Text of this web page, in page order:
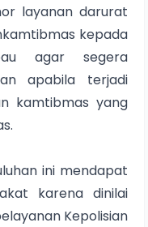
layanan darurat
kepada
agar segera
apabila terjadi
kamtibmas yang
ini mendapat
karena dinilai
Kepolisian